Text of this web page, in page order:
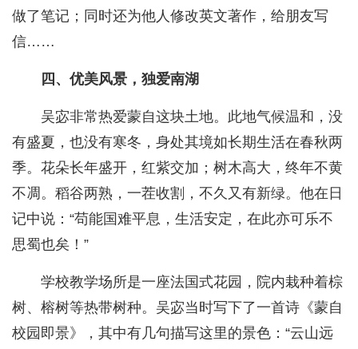
做了笔记；同时还为他人修改英文著作，给朋友写
信……
四、优美风景，独爱南湖
吴宓非常热爱蒙自这块土地。此地气候温和，没
有盛夏，也没有寒冬，身处其境如长期生活在春秋两
季。花朵长年盛开，红紫交加；树木高大，终年不黄
不凋。稻谷两熟，一茬收割，不久又有新绿。他在日
记中说：“苟能国难平息，生活安定，在此亦可乐不
思蜀也矣！”
学校教学场所是一座法国式花园，院内栽种着棕
树、榕树等热带树种。吴宓当时写下了一首诗《蒙自
校园即景》，其中有几句描写这里的景色：“云山远